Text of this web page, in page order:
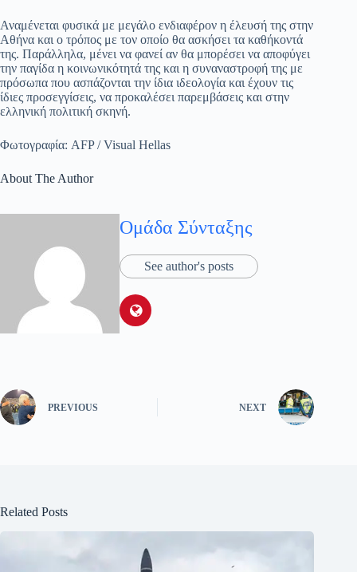
Αναμένεται φυσικά με μεγάλο ενδιαφέρον η έλευσή της στην
Αθήνα και ο τρόπος με τον οποίο θα ασκήσει τα καθήκοντά
της. Παράλληλα, μένει να φανεί αν θα μπορέσει να αποφύγει
την παγίδα η κοινωνικότητά της και η συναναστροφή της με
πρόσωπα που ασπάζονται την ίδια ιδεολογία και έχουν τις
ίδιες προσεγγίσεις, να προκαλέσει παρεμβάσεις και στην
ελληνική πολιτική σκηνή.
Φωτογραφία: AFP / Visual Hellas
About The Author
Ομάδα Σύνταξης
See author's posts
PREVIOUS NEXT
Related Posts